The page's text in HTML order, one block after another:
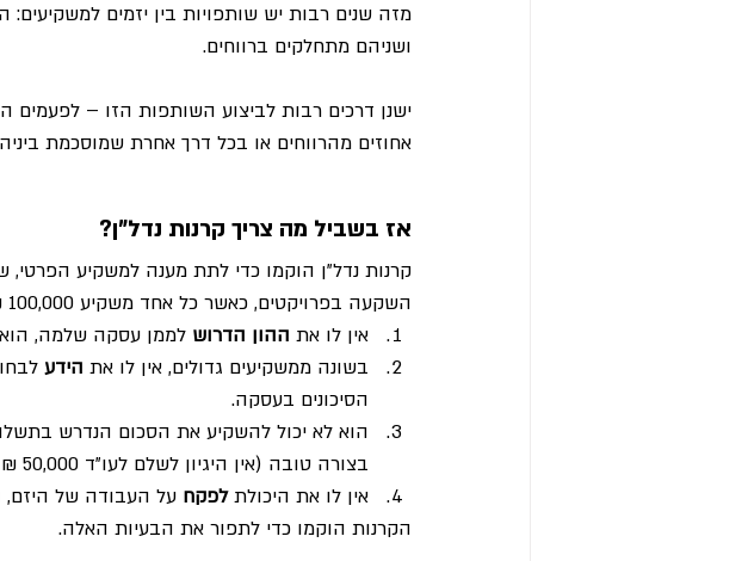
מזה שנים רבות יש שותפויות בין יזמים
ושניהם מתחלקים ברווחים.
ישנן דרכים רבות לביצוע השותפות הזו – לפעמים
אחוזים מהרווחים או בכל דרך אחרת שמוסכמת
אז בשביל מה צריך קרנות נדל"ן?
קרנות נדל"ן הוקמו כדי לתת מענה למשקיע
השקעה בפרויקטים, כאשר כל אחד משקיע 100,000 ₪ ומעלה. למשקיע כזה יש כמה בעיות:
אין לו את ההון הדרוש לממן עסקה שלמה, הוא
בשונה ממשקיעים גדולים, אין לו את הידע
הסיכונים בעסקה.
הוא לא יכול להשקיע את הסכום הנדרש
בצורה טובה (אין היגיון לשלם לעו"ד 50,000 ₪ כשאתה משקיע 100 או 200 אלף ₪…).
אין לו את היכולת לפקח על העבודה של היזם,
הקרנות הוקמו כדי לתפור את הבעיות האלה.